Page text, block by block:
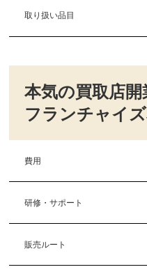
取り扱い品目
本気の買取店
フランチャイ
費用
研修・サポート
販売ルート